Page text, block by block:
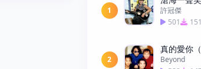
1
許冠傑
501
151
2
Beyond